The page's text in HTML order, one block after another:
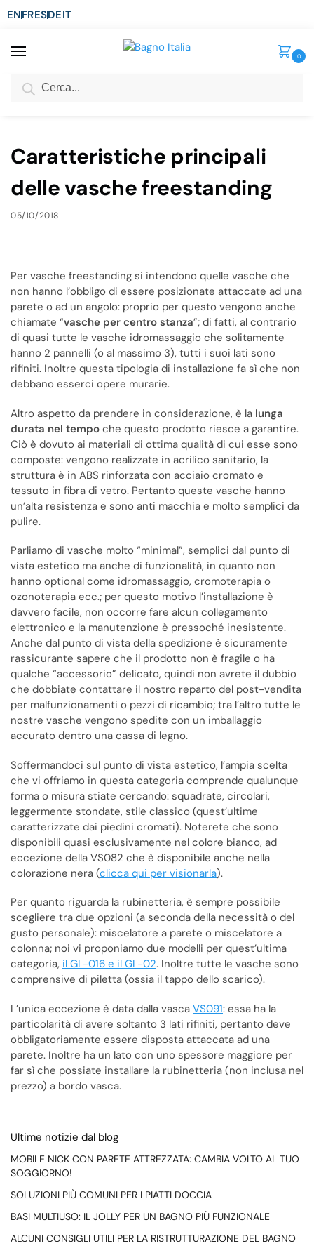
ENFRESDEIT
0
SCONTO del 3%
Caratteristiche principali
delle vasche freestanding
05/10/2018
Per vasche freestanding si intendono quelle vasche che
non hanno l’obbligo di essere posizionate attaccate ad una
parete o ad un angolo: proprio per questo vengono anche
chiamate “vasche per centro stanza”; di fatti, al contrario
di quasi tutte le vasche idromassaggio che solitamente
hanno 2 pannelli (o al massimo 3), tutti i suoi lati sono
rifiniti. Inoltre questa tipologia di installazione fa sì che non
debbano esserci opere murarie.
Altro aspetto da prendere in considerazione, è la lunga
durata nel tempo che questo prodotto riesce a garantire.
Ciò è dovuto ai materiali di ottima qualità di cui esse sono
composte: vengono realizzate in acrilico sanitario, la
struttura è in ABS rinforzata con acciaio cromato e
tessuto in fibra di vetro. Pertanto queste vasche hanno
un’alta resistenza e sono anti macchia e molto semplici da
pulire.
Parliamo di vasche molto “minimal”, semplici dal punto di
vista estetico ma anche di funzionalità, in quanto non
hanno optional come idromassaggio, cromoterapia o
ozonoterapia ecc.; per questo motivo l’installazione è
davvero facile, non occorre fare alcun collegamento
elettronico e la manutenzione è pressoché inesistente.
Anche dal punto di vista della spedizione è sicuramente
rassicurante sapere che il prodotto non è fragile o ha
qualche “accessorio” delicato, quindi non avrete il dubbio
che dobbiate contattare il nostro reparto del post-vendita
per malfunzionamenti o pezzi di ricambio; tra l’altro tutte le
nostre vasche vengono spedite con un imballaggio
accurato dentro una cassa di legno.
Soffermandoci sul punto di vista estetico, l’ampia scelta
che vi offriamo in questa categoria comprende qualunque
forma o misura stiate cercando: squadrate, circolari,
leggermente stondate, stile classico (quest’ultime
caratterizzate dai piedini cromati). Noterete che sono
disponibili quasi esclusivamente nel colore bianco, ad
eccezione della VS082 che è disponibile anche nella
colorazione nera (clicca qui per visionarla).
Per quanto riguarda la rubinetteria, è sempre possibile
scegliere tra due opzioni (a seconda della necessità o del
gusto personale): miscelatore a parete o miscelatore a
colonna; noi vi proponiamo due modelli per quest’ultima
categoria, il GL-016 e il GL-02. Inoltre tutte le vasche sono
comprensive di piletta (ossia il tappo dello scarico).
L’unica eccezione è data dalla vasca VS091: essa ha la
particolarità di avere soltanto 3 lati rifiniti, pertanto deve
obbligatoriamente essere disposta attaccata ad una
parete. Inoltre ha un lato con uno spessore maggiore per
far sì che possiate installare la rubinetteria (non inclusa nel
prezzo) a bordo vasca.
Ultime notizie dal blog
MOBILE NICK CON PARETE ATTREZZATA: CAMBIA VOLTO AL TUO
SOGGIORNO!
SOLUZIONI PIÙ COMUNI PER I PIATTI DOCCIA
BASI MULTIUSO: IL JOLLY PER UN BAGNO PIÙ FUNZIONALE
ALCUNI CONSIGLI UTILI PER LA RISTRUTTURAZIONE DEL BAGNO